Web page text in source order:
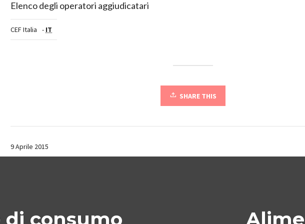
Elenco degli operatori aggiudicatari
CEF Italia - IT
SHARE THIS
9 Aprile 2015
di consumo